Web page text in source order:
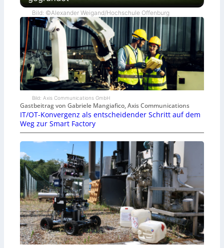
Bild: ©Alexander Weigand/Hochschule Offenburg
Bild: Axis Communications GmbH
Gastbeitrag von Gabriele Mangiafico, Axis Communications
IT/OT-Konvergenz als entscheidender Schritt auf dem
Weg zur Smart Factory